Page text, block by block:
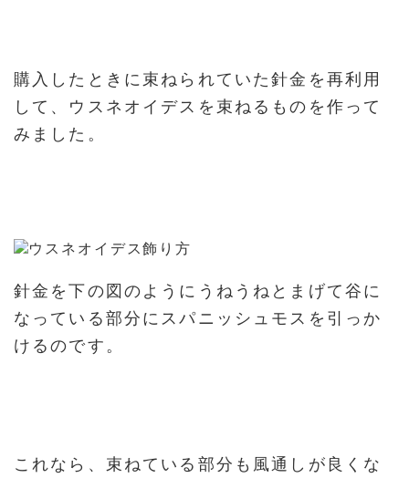
購入したときに束ねられていた針金を再利用
して、ウスネオイデスを束ねるものを作って
みました。
針金を下の図のようにうねうねとまげて谷に
なっている部分にスパニッシュモスを引っか
けるのです。
これなら、束ねている部分も風通しが良くな